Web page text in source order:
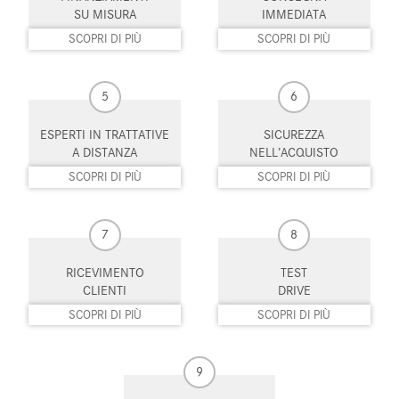
Luce d'ambiente
Luci diurne LED
Monitoraggio pressione
Park Distance Control
Portellone posteriore elettrico
Riconoscimento dei segnali
Schermo multifunzione
Sedili riscaldati
Sensore di luce
Sensore di pioggia Sensori di parcheggio anteriori
Sensori di parcheggio posteriori Servosterzo
Sistema di chiamata d'emergenza
SU MISURA
SCOPRI DI PIÙ
IMMEDIATA
SCOPRI DI PIÙ
5
ESPERTI IN TRATTATIVE
A DISTANZA
SCOPRI DI PIÙ
6
SICUREZZA
NELL’ACQUISTO
SCOPRI DI PIÙ
7
RICEVIMENTO
CLIENTI
SCOPRI DI PIÙ
8
TEST
DRIVE
SCOPRI DI PIÙ
9